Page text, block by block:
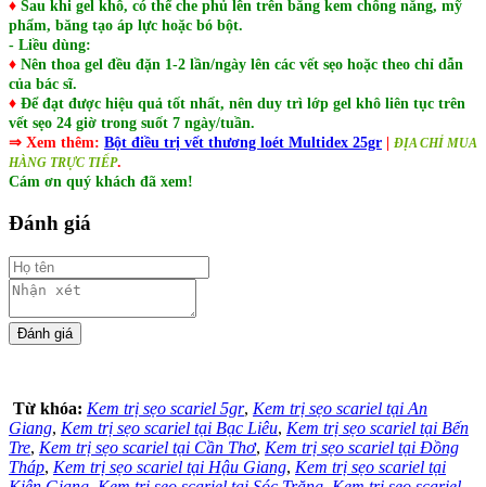
♦ Sau khi gel khô, có thể che phủ lên trên bằng kem chống nắng, mỹ
phẩm, băng tạo áp lực hoặc bó bột.
- Liều dùng:
♦ Nên thoa gel đều đặn 1-2 lần/ngày lên các vết sẹo hoặc theo chỉ dẫn
của bác sĩ.
♦ Để đạt được hiệu quả tốt nhất, nên duy trì lớp gel khô liên tục trên
vết sẹo 24 giờ trong suốt 7 ngày/tuần.
⇒ Xem thêm: Bột điều trị vết thương loét Multidex 25gr
ĐỊA CHỈ MUA
HÀNG TRỰC TIẾP.
Cám ơn quý khách đã xem!
Đánh giá
Từ khóa: Kem trị sẹo scariel 5gr, Kem trị sẹo scariel tại An
Giang, Kem trị sẹo scariel tại Bạc Liêu, Kem trị sẹo scariel tại Bến
Tre, Kem trị sẹo scariel tại Cần Thơ, Kem trị sẹo scariel tại Đồng
Tháp, Kem trị sẹo scariel tại Hậu Giang, Kem trị sẹo scariel tại